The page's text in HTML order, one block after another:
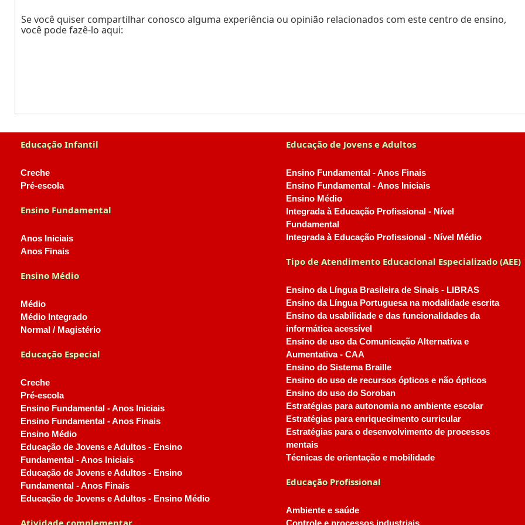
Se você quiser compartilhar conosco alguma experiência ou opinião relacionados com este centro de ensino,
você pode fazê-lo aqui:
Educação Infantil
Creche
Pré-escola
Ensino Fundamental
Anos Iniciais
Anos Finais
Ensino Médio
Médio
Médio Integrado
Normal / Magistério
Educação Especial
Creche
Pré-escola
Ensino Fundamental - Anos Iniciais
Ensino Fundamental - Anos Finais
Ensino Médio
Educação de Jovens e Adultos - Ensino
Fundamental - Anos Iniciais
Educação de Jovens e Adultos - Ensino
Fundamental - Anos Finais
Educação de Jovens e Adultos - Ensino Médio
Atividade complementar
Educação de Jovens e Adultos
Ensino Fundamental - Anos Finais
Ensino Fundamental - Anos Iniciais
Ensino Médio
Integrada à Educação Profissional - Nível
Fundamental
Integrada à Educação Profissional - Nível Médio
Tipo de Atendimento Educacional Especializado (AEE)
Ensino da Língua Brasileira de Sinais - LIBRAS
Ensino da Língua Portuguesa na modalidade escrita
Ensino da usabilidade e das funcionalidades da
informática acessível
Ensino de uso da Comunicação Alternativa e
Aumentativa - CAA
Ensino do Sistema Braille
Ensino do uso de recursos ópticos e não ópticos
Ensino do uso do Soroban
Estratégias para autonomia no ambiente escolar
Estratégias para enriquecimento curricular
Estratégias para o desenvolvimento de processos
mentais
Técnicas de orientação e mobilidade
Educação Profissional
Ambiente e saúde